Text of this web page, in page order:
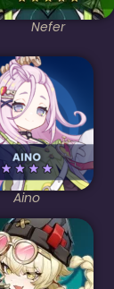
Nefer
Aino